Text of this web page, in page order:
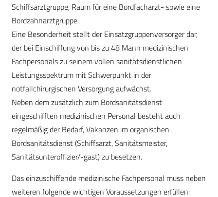
Schiffsarztgruppe, Raum für eine Bordfacharzt- sowie eine
Bordzahnarztgruppe.
Eine Besonderheit stellt der Einsatzgruppenversorger dar,
der bei Einschiffung von bis zu 48 Mann medizinischen
Fachpersonals zu seinem vollen sanitätsdienstlichen
Leistungsspektrum mit Schwerpunkt in der
notfallchirurgischen Versorgung aufwächst.
Neben dem zusätzlich zum Bordsanitätsdienst
eingeschifften medizinischen Personal besteht auch
regelmäßig der Bedarf, Vakanzen im organischen
Bordsanitätsdienst (Schiffsarzt, Sanitätsmeister,
Sanitätsunteroffizier/-gast) zu besetzen.
Das einzuschiffende medizinische Fachpersonal muss neben
weiteren folgende wichtigen Voraussetzungen erfüllen: